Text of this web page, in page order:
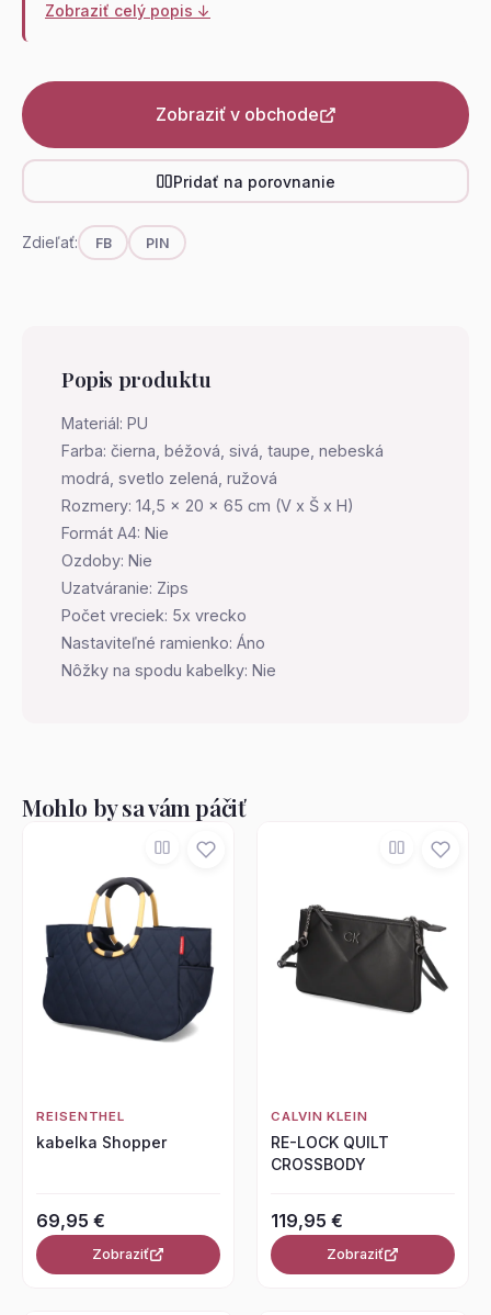
Zobraziť celý popis ↓
Zobraziť v obchode
Pridať na porovnanie
Zdieľať: FB PIN
Popis produktu
Materiál: PU
Farba: čierna, béžová, sivá, taupe, nebeská
modrá, svetlo zelená, ružová
Rozmery: 14,5 x 20 x 65 cm (V x Š x H)
Formát A4: Nie
Ozdoby: Nie
Uzatváranie: Zips
Počet vreciek: 5x vrecko
Nastaviteľné ramienko: Áno
Nôžky na spodu kabelky: Nie
Mohlo by sa vám páčiť
REISENTHEL
kabelka Shopper
69,95 €
Zobraziť
CALVIN KLEIN
RE-LOCK QUILT
CROSSBODY
119,95 €
Zobraziť